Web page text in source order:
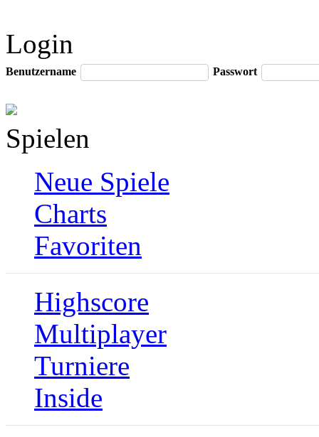
Login
Benutzername Passwort
Spielen
Neue Spiele
Charts
Favoriten
Highscore
Multiplayer
Turniere
Inside